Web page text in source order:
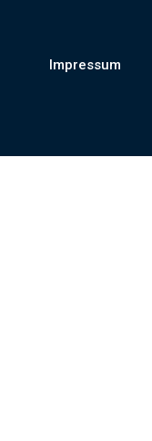
Impressum